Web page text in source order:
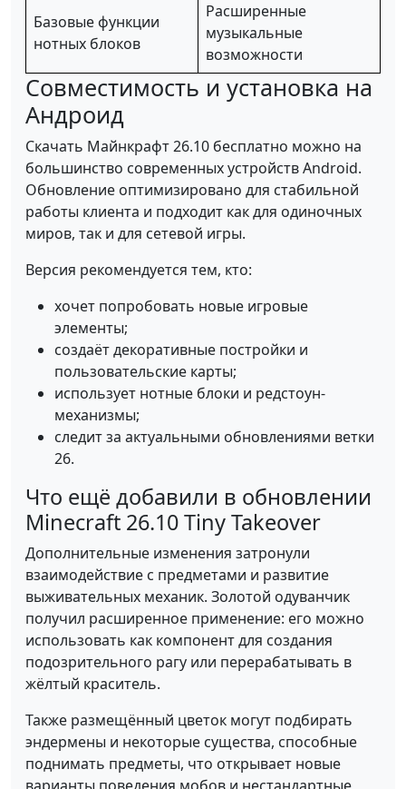
Базовые функции
нотных блоков
Расширенные
музыкальные
возможности
Совместимость и установка на
Андроид
Скачать Майнкрафт 26.10 бесплатно можно на
большинство современных устройств Android.
Обновление оптимизировано для стабильной
работы клиента и подходит как для одиночных
миров, так и для сетевой игры.
Версия рекомендуется тем, кто:
хочет попробовать новые игровые
элементы;
создаёт декоративные постройки и
пользовательские карты;
использует нотные блоки и редстоун-
механизмы;
следит за актуальными обновлениями ветки
26.
Что ещё добавили в обновлении
Minecraft 26.10 Tiny Takeover
Дополнительные изменения затронули
взаимодействие с предметами и развитие
выживательных механик. Золотой одуванчик
получил расширенное применение: его можно
использовать как компонент для создания
подозрительного рагу или перерабатывать в
жёлтый краситель.
Также размещённый цветок могут подбирать
эндермены и некоторые существа, способные
поднимать предметы, что открывает новые